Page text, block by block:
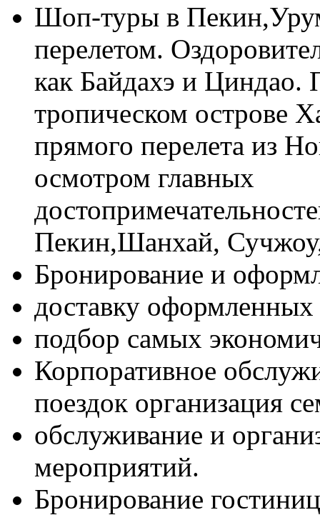
Шоп-туры в
перелетом.
как Байдахэ и
тропическом острове
прямого перелета из
осмотром главных
Пекин,Шанхай,
Бронирование и
доставку оформленных
подбор самых
Корпоративное
поездок организация
обслуживание и
мероприятий.
Бронирование гостиниц